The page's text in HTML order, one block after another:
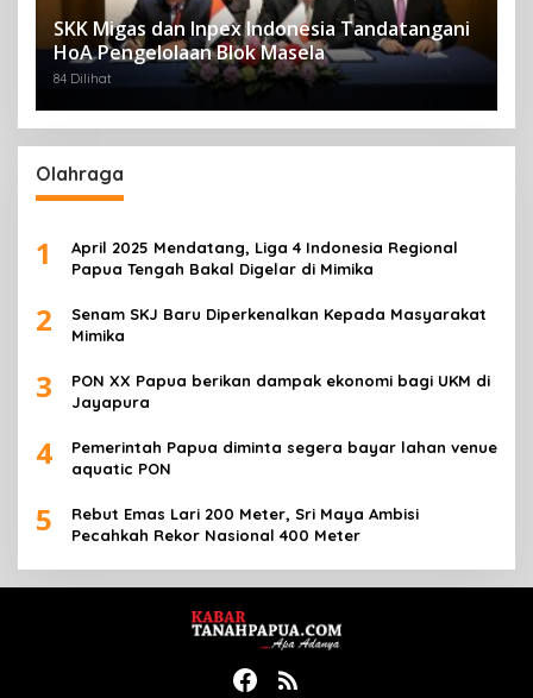
SKK Migas dan Inpex Indonesia Tandatangani
HoA Pengelolaan Blok Masela
84 Dilihat
Olahraga
1
April 2025 Mendatang, Liga 4 Indonesia Regional
Papua Tengah Bakal Digelar di Mimika
2
Senam SKJ Baru Diperkenalkan Kepada Masyarakat
Mimika
3
PON XX Papua berikan dampak ekonomi bagi UKM di
Jayapura
4
Pemerintah Papua diminta segera bayar lahan venue
aquatic PON
5
Rebut Emas Lari 200 Meter, Sri Maya Ambisi
Pecahkah Rekor Nasional 400 Meter